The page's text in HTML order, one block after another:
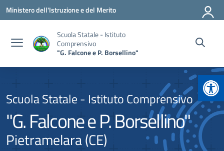
Vai ai contenuti
Vai al menu di navigazione
Vai al footer
Ministero dell'Istruzione e del Merito
Scuola Statale - Istituto
Comprensivo
"G. Falcone e P. Borsellino"
Scuola Statale - Istituto Comprensivo
"G. Falcone e P. Borsellino"
Pietramelara (CE)